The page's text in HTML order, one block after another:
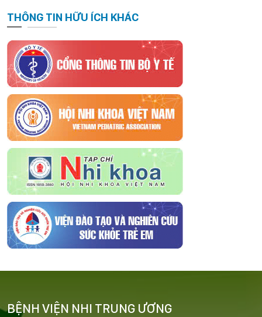
THÔNG TIN HỮU ÍCH KHÁC
BỆNH VIỆN NHI TRUNG ƯƠNG